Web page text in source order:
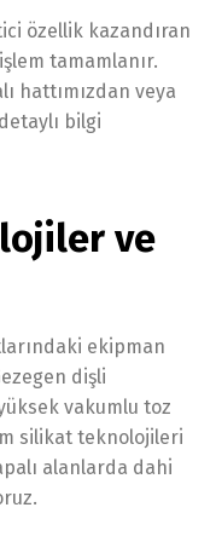
özellik kazandıran
tamamlanır.
hattımızdan veya
bilgi
ve
ekipman
dişli
vakumlu toz
silikat teknolojileri
alanlarda dahi